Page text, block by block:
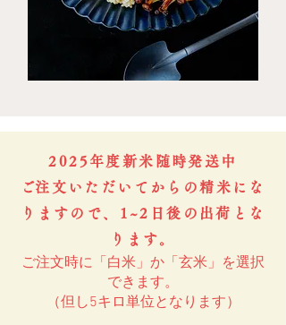
2025年度新米 ​随時発送中
​ご注文いただいてからの精米にな
りますので、1~2日後の出荷とな
ります。
ご注文時に「白米」か「玄米」を選択
できます。
（但し5キロ単位となります）